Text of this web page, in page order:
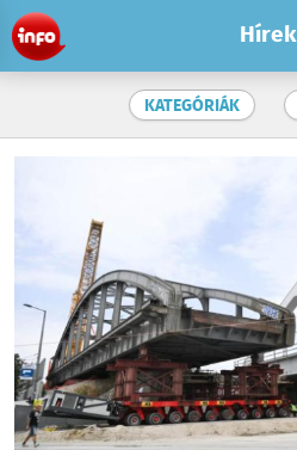
Hírek
KATEGÓRIÁK